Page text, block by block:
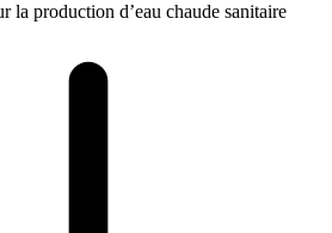
la production d’eau chaude sanitaire